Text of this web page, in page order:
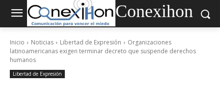
Conexihon
Inicio Noticias Libertad de Expresión
Organizaciones
latinoamericanas exigen terminar decreto que suspende derechos
humanos
Libertad de Expresión